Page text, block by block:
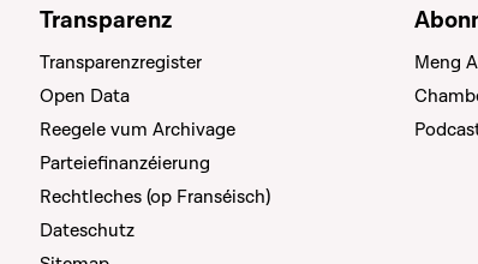
Transparenz
Transparenzregister
Open Data
Reegele vum Archivage
Parteiefinanzéierung
Rechtleches (op Franséisch)
Dateschutz
Meng